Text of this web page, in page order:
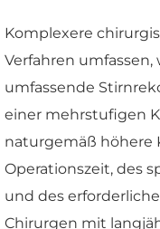
Komplexere
Verfahren umfassen,
umfassende
einer mehrstufigen
naturgemäß höhere
Operationszeit, des
und des
Chirurgen mit